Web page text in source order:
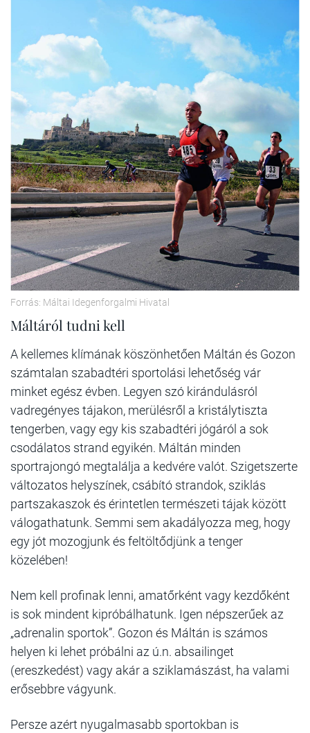
Forrás: Máltai Idegenforgalmi Hivatal
Máltáról tudni kell
A kellemes klímának köszönhetően Máltán és Gozon
számtalan szabadtéri sportolási lehetőség vár
minket egész évben. Legyen szó kirándulásról
vadregényes tájakon, merülésről a kristálytiszta
tengerben, vagy egy kis szabadtéri jógáról a sok
csodálatos strand egyikén. Máltán minden
sportrajongó megtalálja a kedvére valót. Szigetszerte
változatos helyszínek, csábító strandok, sziklás
partszakaszok és érintetlen természeti tájak között
válogathatunk. Semmi sem akadályozza meg, hogy
egy jót mozogjunk és feltöltődjünk a tenger
közelében!
Nem kell profinak lenni, amatőrként vagy kezdőként
is sok mindent kipróbálhatunk. Igen népszerűek az
„adrenalin sportok”. Gozon és Máltán is számos
helyen ki lehet próbálni az ú.n. absailinget
(ereszkedést) vagy akár a sziklamászást, ha valami
erősebbre vágyunk.
Persze azért nyugalmasabb sportokban is